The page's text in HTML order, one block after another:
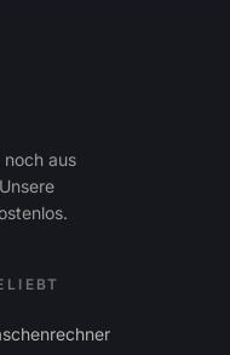
noch aus